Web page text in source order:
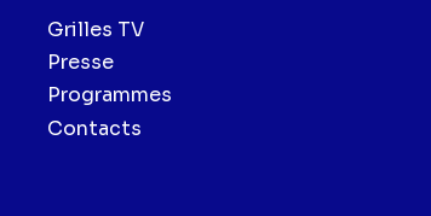
Grilles TV
Presse
Programmes
Contacts